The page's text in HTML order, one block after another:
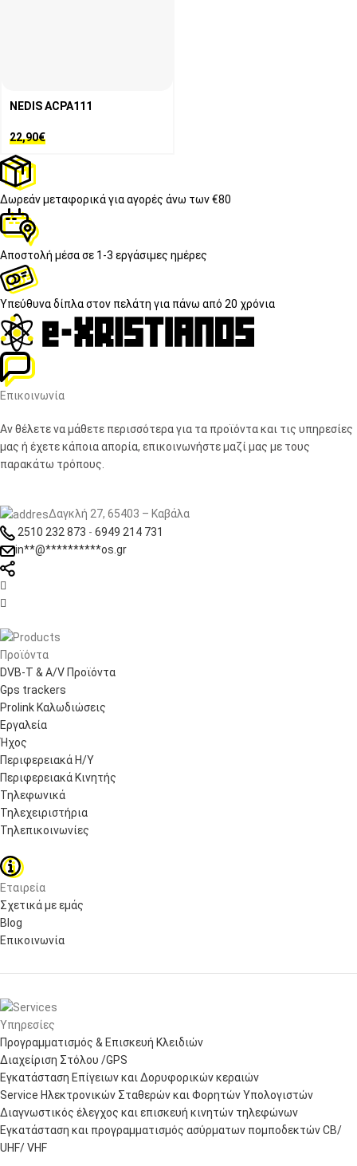
NEDIS ACPA111
22,90€
Δωρεάν μεταφορικάγια αγορές άνω των €80
Αποστολή μέσα σε 1-3 εργάσιμες ημέρες
Υπεύθυνα δίπλα στον πελάτη για πάνω από 20 χρόνια
Επικοινωνία
Αν θέλετε να μάθετε περισσότερα για τα προϊόντα και τις υπηρεσίες
μας ή έχετε κάποια απορία, επικοινωνήστε μαζί μας με τους
παρακάτω τρόπους.
Δαγκλή 27, 65403 – Καβάλα
2510 232 873 - 6949 214 731
in**@**********os.gr


Προϊόντα
DVB-T & A/V Προϊόντα
Gps trackers
Prolink Καλωδιώσεις
Εργαλεία
Ήχος
Περιφερειακά Η/Υ
Περιφερειακά Κινητής
Τηλεφωνικά
Τηλεχειριστήρια
Τηλεπικοινωνίες
Εταιρεία
Σχετικά με εμάς
Blog
Επικοινωνία
Υπηρεσίες
Προγραμματισμός & Επισκευή Κλειδιών
Διαχείριση Στόλου /GPS
Εγκατάσταση Επίγειων και Δορυφορικών κεραιών
Service Ηλεκτρονικών Σταθερών και Φορητών Υπολογιστών
Διαγνωστικός έλεγχος και επισκευή κινητών τηλεφώνων
Εγκατάσταση και προγραμματισμός ασύρματων πομποδεκτών CB/
UHF/ VHF